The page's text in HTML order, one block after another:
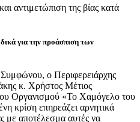
αντιμετώπιση της βίας κατά
για την προάσπιση των
ο Περιφερειάρχης
κ. Χρήστος Μέτιος
Οργανισμού «Το Χαμόγελο του
κρίση επηρεάζει αρνητικά
με αποτέλεσμα αυτές να